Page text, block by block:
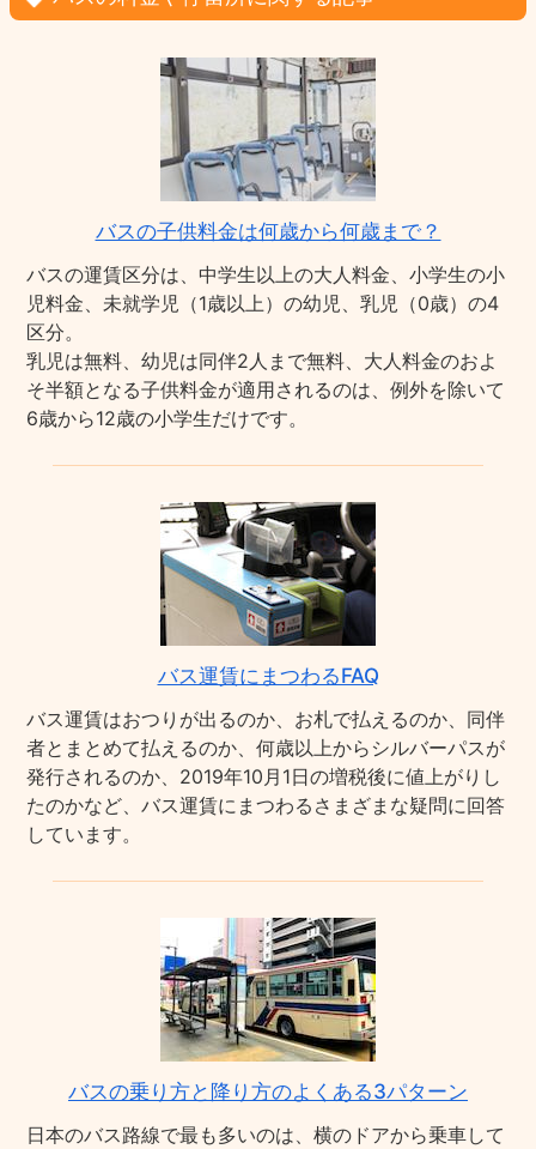
バスの子供料金は何歳から何歳まで？
バスの運賃区分は、中学生以上の大人料金、小学生の小
児料金、未就学児（1歳以上）の幼児、乳児（0歳）の4
区分。
乳児は無料、幼児は同伴2人まで無料、大人料金のおよ
そ半額となる子供料金が適用されるのは、例外を除いて
6歳から12歳の小学生だけです。
バス運賃にまつわるFAQ
バス運賃はおつりが出るのか、お札で払えるのか、同伴
者とまとめて払えるのか、何歳以上からシルバーパスが
発行されるのか、2019年10月1日の増税後に値上がりし
たのかなど、バス運賃にまつわるさまざまな疑問に回答
しています。
バスの乗り方と降り方のよくある3パターン
日本のバス路線で最も多いのは、横のドアから乗車して